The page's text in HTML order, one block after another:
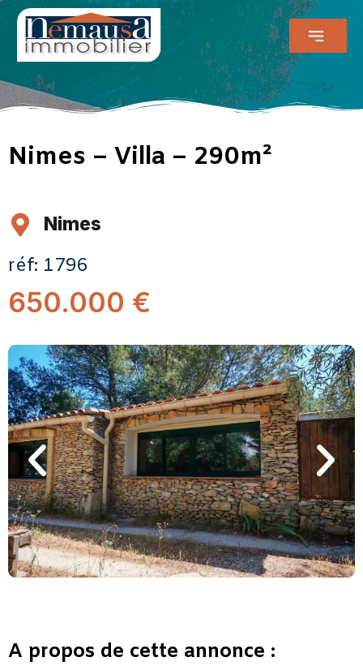
Nimes – Villa – 290m²
Nimes
réf: 1796
650.000 €
A propos de cette annonce :